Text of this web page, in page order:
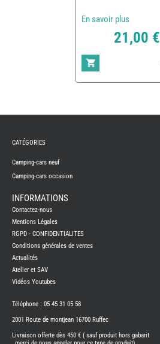
En savoir plus
21,00 €
CAMPING-
NEUFS
CAMPING-
CAMPING-
BENIMAR
CAMPING-
CARADO
CAMPING-
ITINEO
CAMPING-
OCCASION
CATÉGORIES
Camping-cars neuf
Camping-cars occasion
INFORMATIONS
Contactez-nous
Mentions Légales
RGPD - CONFIDENTIALITES
Conditions générales de ventes
Actualités
Atelier et SAV
Vidéos Youtubes
Téléphone : 05 45 31 05 58
2001 Route de montjean 16700 Ruffec
Livraison offerte dès 450 € ( sauf produit hors gabarit